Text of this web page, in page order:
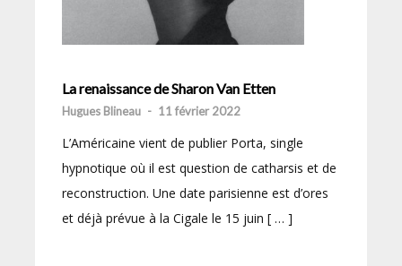
La renaissance de Sharon Van Etten
Hugues Blineau - 11 février 2022
L’Américaine vient de publier Porta, single
hypnotique où il est question de catharsis et de
reconstruction. Une date parisienne est d’ores
et déjà prévue à la Cigale le 15 juin [ … ]